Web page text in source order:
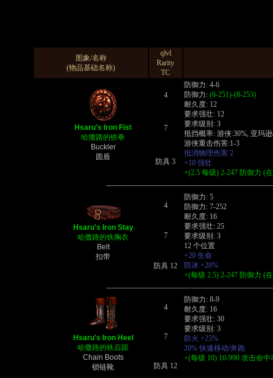
图象/名称
(物品基础名称)
qlvl
Rarity
TC
Hsaru's Iron Fist
哈撒路的铁拳
Buckler
圆盾
4
防御力: 4-6
防御力: (6-251)-(8-253)
耐久度: 12
要求强壮: 12
要求级别: 3
抵挡概率: 游侠:30%, 亚玛
游侠重击伤害:1-3
抵消物理伤害 2
+10 强壮
+(2.5 每级) 2-247 防御力 (
7
防具 3
Hsaru's Iron Stay
哈撒路的铁胸衣
Belt
扣带
4
防御力: 5
防御力: 7-252
耐久度: 16
要求强壮: 25
要求级别: 3
12 个位置
+20 生命
防冰 +20%
+(每级 2.5) 2-247 防御力 (
7
防具 12
Hsaru's Iron Heel
哈撒路的铁后跟
Chain Boots
锁链靴
4
防御力: 8-9
耐久度: 16
要求强壮: 30
要求级别: 3
防火 +25%
20% 快速移动/奔跑
+(每级 10) 10-990 攻击命
7
防具 12